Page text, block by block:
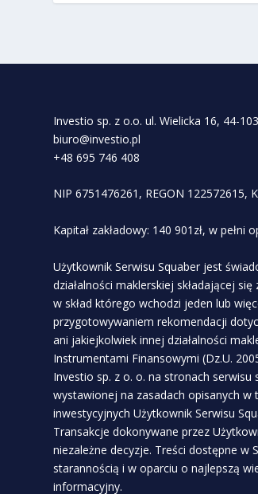
Investio sp. z o.o. ul. Wielicka 16, 44-
biuro@investio.pl
+48 695 746 408
NIP 6751476261, REGON 122572615,
Kapitał zakładowy: 140 901zł, w pełni
Użytkownik Serwisu Squaber jest
działalności maklerskiej składającej
w skład którego wchodzi jeden lub
przygotowywaniem rekomendacji
ani jakiejkolwiek innej działalności
Instrumentami Finansowymi (Dz.U.
Investio sp. z o. o. na stronach
wystawionej na zasadach opisanych
inwestycyjnych Użytkownik Serwisu
Transakcje dokonywane przez
niezależne decyzje. Treści dostępne w
starannością i w oparciu o najlepszą
informacyjny.